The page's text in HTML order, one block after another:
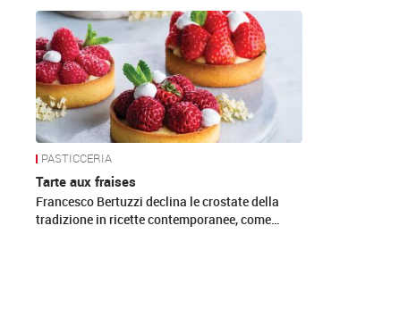
News
PASTICCERIA
Tarte aux fraises
Francesco Bertuzzi declina le crostate della
tradizione in ricette contemporanee, come…